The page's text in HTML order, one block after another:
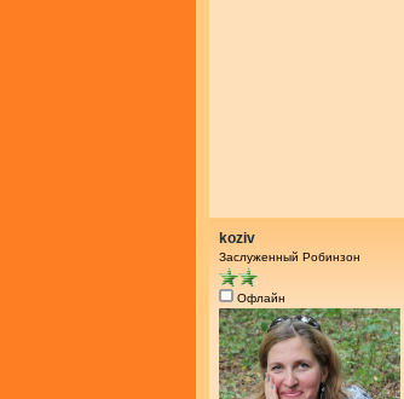
koziv
Заслуженный Робинзон
Офлайн